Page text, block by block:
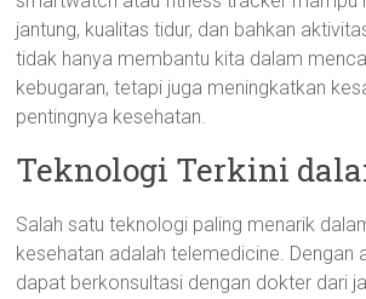
jantung, kualitas tidur, dan bahkan
tidak hanya membantu kita dalam
kebugaran, tetapi juga meningkatkan
pentingnya kesehatan.
Teknologi Terkini
Salah satu teknologi paling menarik
kesehatan adalah telemedicine. Dengan
dapat berkonsultasi dengan dokter dari